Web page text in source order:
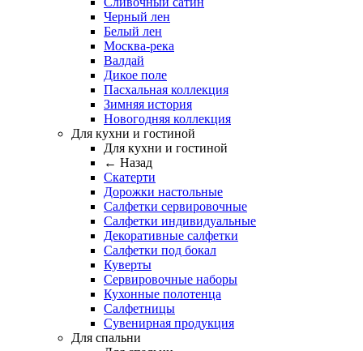
Черный лен
Белый лен
Москва-река
Валдай
Дикое поле
Пасхальная коллекция
Зимняя история
Новогодняя коллекция
Для кухни и гостиной
Для кухни и гостиной
← Назад
Скатерти
Дорожки настольные
Салфетки сервировочные
Салфетки индивидуальные
Декоративные салфетки
Салфетки под бокал
Куверты
Сервировочные наборы
Кухонные полотенца
Салфетницы
Сувенирная продукция
Для спальни